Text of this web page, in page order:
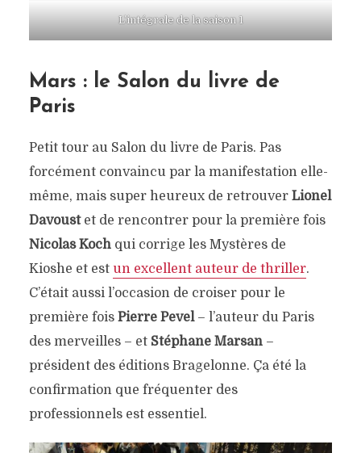
L’intégrale de la saison 1
Mars : le Salon du livre de
Paris
Petit tour au Salon du livre de Paris. Pas
forcément convaincu par la manifestation elle-
même, mais super heureux de retrouver Lionel
Davoustet de rencontrer pour la première fois
Nicolas Kochqui corrige les Mystères de
Kioshe et est un excellent auteur de thriller.
C’était aussi l’occasion de croiser pour le
première fois Pierre Pevel– l’auteur du Paris
des merveilles – et Stéphane Marsan–
président des éditions Bragelonne. Ça été la
confirmation que fréquenter des
professionnels est essentiel.